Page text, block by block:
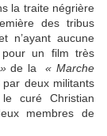
la traite négrière
des tribus
n’ayant aucune
un film très
de la« Marche
deux militants
le curé Christian
membres de